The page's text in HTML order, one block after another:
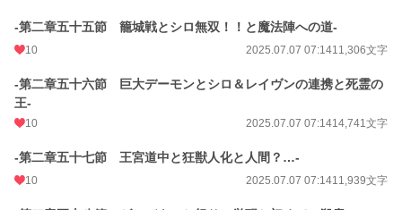
-第二章五十五節 籠城戦とシロ無双！！と魔法陣への道-
10 2025.07.07 07:1411,306文字
-第二章五十六節 巨大デーモンとシロ＆レイヴンの連携と死霊の
王-
10 2025.07.07 07:1414,741文字
-第二章五十七節 王宮道中と狂獣人化と人間？…-
10 2025.07.07 07:1411,939文字